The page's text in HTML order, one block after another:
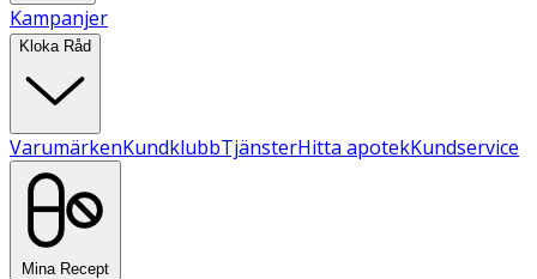
Kampanjer
Kloka Råd
VarumärkenKundklubbTjänsterHitta apotekKundservice
Mina Recept